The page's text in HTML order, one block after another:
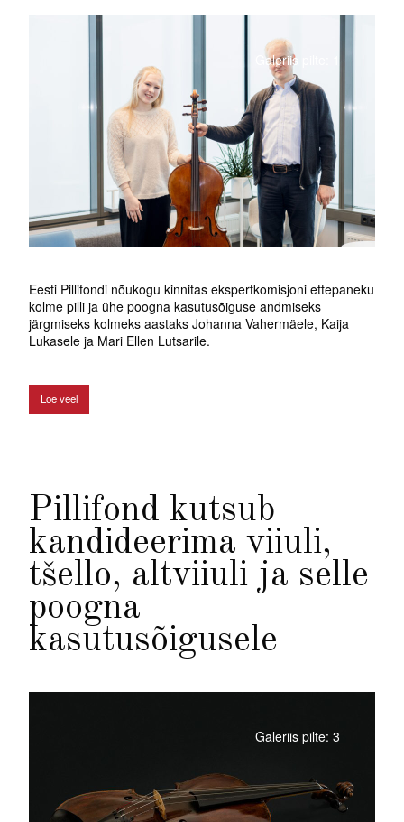
Galeriis pilte: 1
Eesti Pillifondi nõukogu kinnitas ekspertkomisjoni ettepaneku
kolme pilli ja ühe poogna kasutusõiguse andmiseks
järgmiseks kolmeks aastaks Johanna Vahermäele, Kaija
Lukasele ja Mari Ellen Lutsarile.
Loe veel
Pillifond kutsub
kandideerima viiuli,
tšello, altviiuli ja selle
poogna
kasutusõigusele
Galeriis pilte: 3